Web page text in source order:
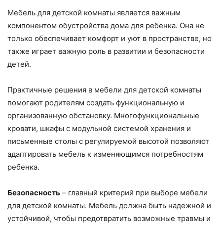
Мебель для детской комнаты является важным
компонентом обустройства дома для ребенка. Она не
только обеспечивает комфорт и уют в пространстве, но
также играет важную роль в развитии и безопасности
детей.
Практичные решения в мебели для детской комнаты
помогают родителям создать функциональную и
организованную обстановку. Многофункциональные
кровати, шкафы с модульной системой хранения и
письменные столы с регулируемой высотой позволяют
адаптировать мебель к изменяющимся потребностям
ребенка.
Безопасность – главный критерий при выборе мебели
для детской комнаты. Мебель должна быть надежной и
устойчивой, чтобы предотвратить возможные травмы и